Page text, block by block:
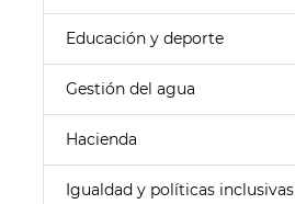
Educación y deporte
Gestión del agua
Hacienda
Igualdad y políticas inclusivas